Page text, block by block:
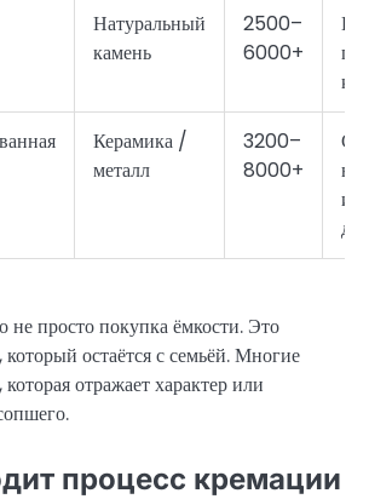
Натуральный
камень
2500–
6000+
Керамика /
металл
3200–
8000+
С
просто покупка ёмкости. Это
остаётся с семьёй. Многие
отражает характер или
процесс кремации